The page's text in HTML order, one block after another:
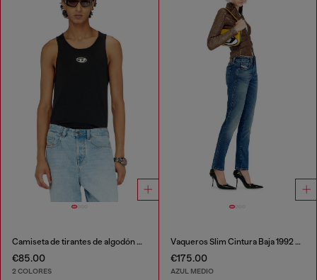
Camiseta de tirantes de algodón con logo
€85.00
2 COLORES
Vaqueros Slim Cintura Baja 1992 D-Jiann
€175.00
AZUL MEDIO